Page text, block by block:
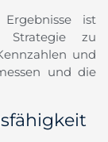
ist
zu
und
und die